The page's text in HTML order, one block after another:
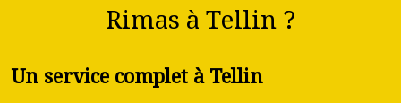
Rimas à Tellin ?
Un service complet à Tellin